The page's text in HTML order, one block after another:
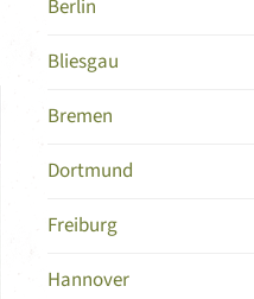
Berlin
Bliesgau
Bremen
Dortmund
Freiburg
Hannover